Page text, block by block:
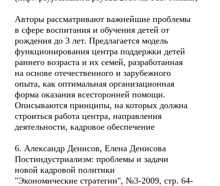
Авторы рассматривают важнейшие проблемы
в сфере воспитания и обучения детей от
рождения до 3 лет. Предлагается модель
функционирования центра поддержки детей
раннего возраста и их семей, разработанная
на основе отечественного и зарубежного
опыта, как оптимальная организационная
форма оказания всесторонней помощи.
Описываются принципы, на которых должна
строиться работа центра, направления
деятельности, кадровое обеспечение
6. Александр Денисов, Елена Денисова
Постиндустриализм: проблемы и задачи
новой кадровой политики
"Экономические стратегии", №3-2009, стр. 64-